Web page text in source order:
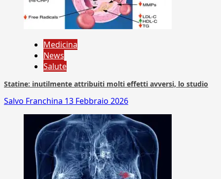
Medicina
News
Salute
Statine: inutilmente attribuiti molti effetti avversi, lo studio
Salvo Franchina 13 Febbraio 2026